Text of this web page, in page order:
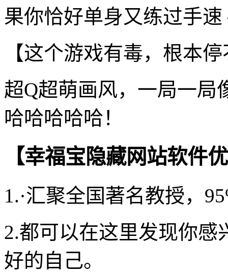
果你恰好单身又练过手
【这个游戏有毒，根本
超Q超萌画风，一局一局
哈哈哈哈哈！
【幸福宝隐藏网站软件
1.·汇聚全国著名教授，
2.都可以在这里发现你
好的自己。